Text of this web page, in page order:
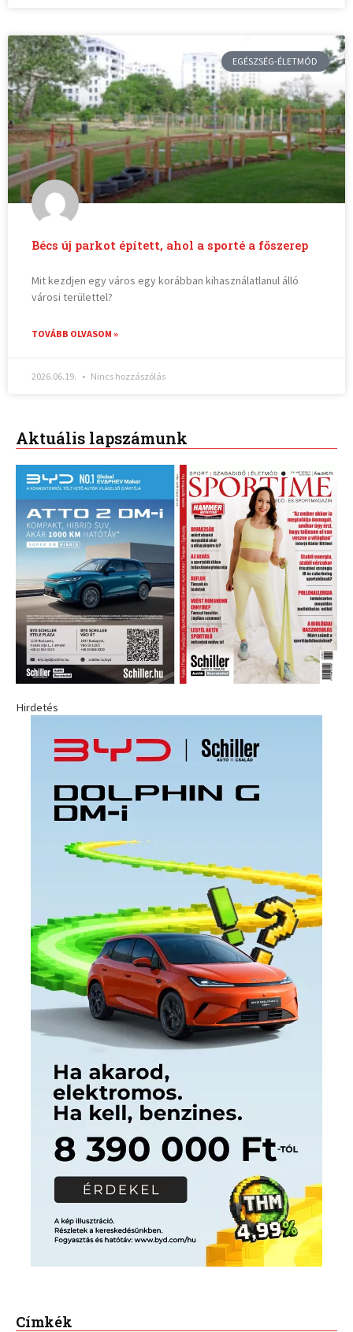
EGÉSZSÉG-ÉLETMÓD
Bécs új parkot épített, ahol a sporté a főszerep
Mit kezdjen egy város egy korábban kihasználatlanul álló
városi területtel?
TOVÁBB OLVASOM »
2026.06.19. Nincs hozzászólás
Aktuális lapszámunk
Hirdetés
Címkék